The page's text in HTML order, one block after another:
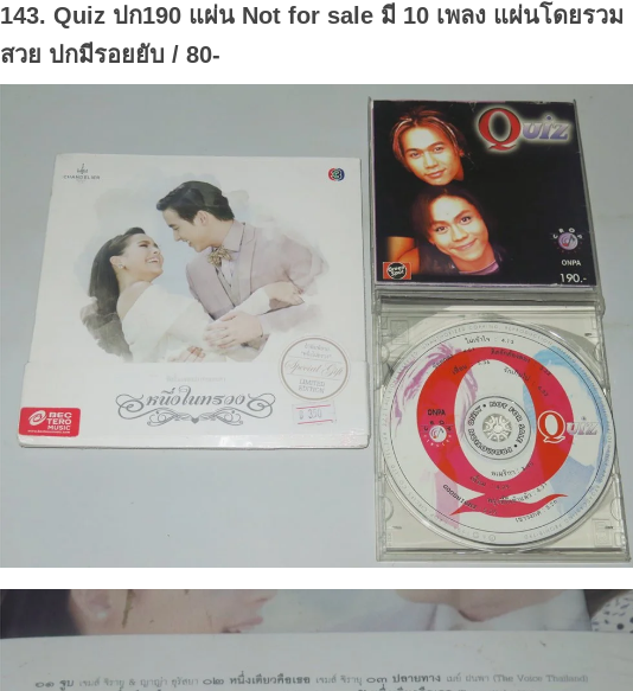
143. Quiz ปก190 แผ่น Not for sale มี 10 เพลง แผ่นโดยรวม
สวย ปกมีรอยยับ / 80-